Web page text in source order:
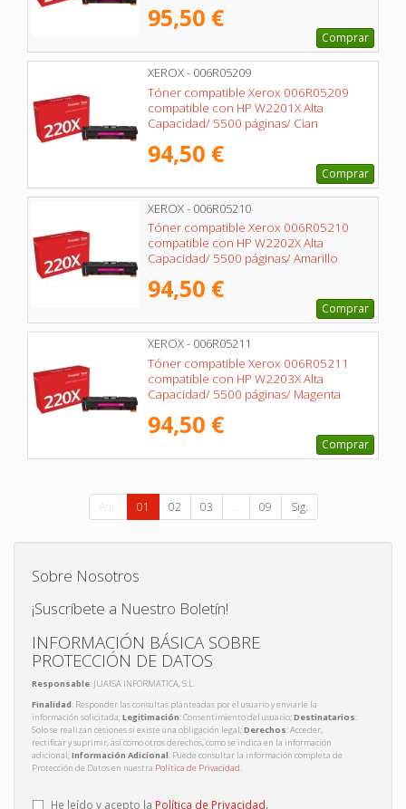
95,50 €
Comprar
XEROX - 006R05209
Tóner compatible Xerox 006R05209
compatible con HP W2201X Alta
Capacidad/ 5500 páginas/ Cian
94,50 €
Comprar
XEROX - 006R05210
Tóner compatible Xerox 006R05210
compatible con HP W2202X Alta
Capacidad/ 5500 páginas/ Amarillo
94,50 €
Comprar
XEROX - 006R05211
Tóner compatible Xerox 006R05211
compatible con HP W2203X Alta
Capacidad/ 5500 páginas/ Magenta
94,50 €
Comprar
Ant. 01 02 03 ... 09 Sig.
Sobre Nosotros
¡Suscríbete a Nuestro Boletín!
INFORMACIÓN BÁSICA SOBRE
PROTECCIÓN DE DATOS
Responsable: JUAISA INFORMATICA, S.L.
Finalidad: Responder las consultas planteadas por el usuario y enviarle la
información solicitada;Legitimación: Consentimiento del usuario;Destinatarios:
Solo se realizan cesiones si existe una obligación legal;Derechos: Acceder,
rectificar y suprimir, así como otros derechos, como se indica en la información
adicional;Información Adicional: Puede consultar la información completa de
Protección de Datos en nuestra Política de Privacidad.
He leído y acepto la Política de Privacidad.